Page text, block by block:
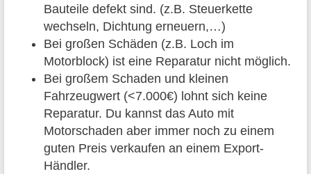
Bauteile defekt sind. (z.B. Steuerkette
wechseln, Dichtung erneuern,…)
Bei großen Schäden (z.B. Loch im
Motorblock) ist eine Reparatur nicht möglich.
Bei großem Schaden und kleinen
Fahrzeugwert (<7.000€) lohnt sich keine
Reparatur. Du kannst das Auto mit
Motorschaden aber immer noch zu einem
guten Preis verkaufen an einem Export-
Händler.